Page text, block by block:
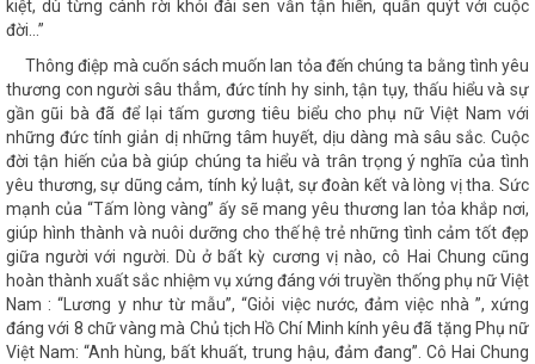
kiệt, dù từng cánh rời khỏi đài sen vẫn tận hiến, quấn quýt với cuộc
đời…”
Thông điệp mà cuốn sách muốn lan tỏa đến chúng ta bằng tình yêu
thương con người sâu thẳm, đức tính hy sinh, tận tụy, thấu hiểu và sự
gần gũi bà đã để lại tấm gương tiêu biểu cho phụ nữ Việt Nam với
những đức tính giản dị những tâm huyết, dịu dàng mà sâu sắc. Cuộc
đời tận hiến của bà giúp chúng ta hiểu và trân trọng ý nghĩa của tình
yêu thương, sự dũng cảm, tính kỷ luật, sự đoàn kết và lòng vị tha. Sức
mạnh của “Tấm lòng vàng” ấy sẽ mang yêu thương lan tỏa khắp nơi,
giúp hình thành và nuôi dưỡng cho thế hệ trẻ những tình cảm tốt đẹp
giữa người với người. Dù ở bất kỳ cương vị nào, cô Hai Chung cũng
hoàn thành xuất sắc nhiệm vụ xứng đáng với truyền thống phụ nữ Việt
Nam : “Lương y như từ mẫu”, “Giỏi việc nước, đảm việc nhà ”, xứng
đáng với 8 chữ vàng mà Chủ tịch Hồ Chí Minh kính yêu đã tặng Phụ nữ
Việt Nam: “Anh hùng, bất khuất, trung hậu, đảm đang”. Cô Hai Chung